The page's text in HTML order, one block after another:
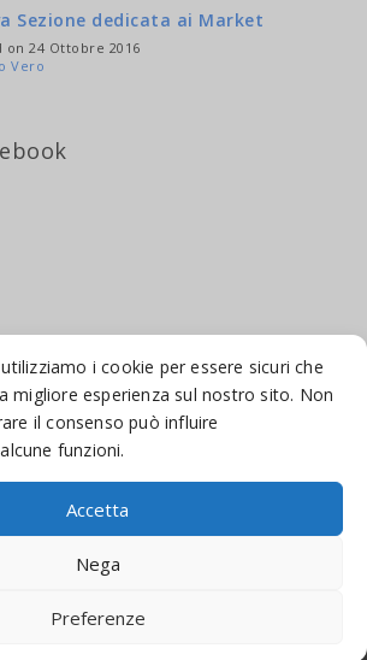
i cookie per essere sicuri che
migliore esperienza sul nostro sito. Non
il consenso può influire
funzioni.
Accetta
Nega
Preferenze
Sezione dedicata ai Market
on 24 Ottobre 2016
Vero
MADE WEB SOLUTIONS